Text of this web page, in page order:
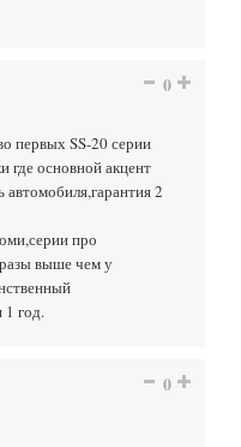
0
первых SS-20 серии
где основной акцент
автомобиля,гарантия 2
про
выше чем у
1 год.
0